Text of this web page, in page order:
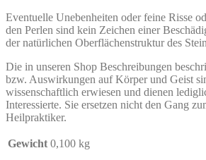
Eventuelle Unebenheiten oder feine Risse
den Perlen sind kein Zeichen einer
der natürlichen Oberflächenstruktur des
Die in unseren Shop Beschreibungen
bzw. Auswirkungen auf Körper und Geist
wissenschaftlich erwiesen und dienen
Interessierte. Sie ersetzen nicht den Gang
Heilpraktiker.
Gewicht 0,100 kg